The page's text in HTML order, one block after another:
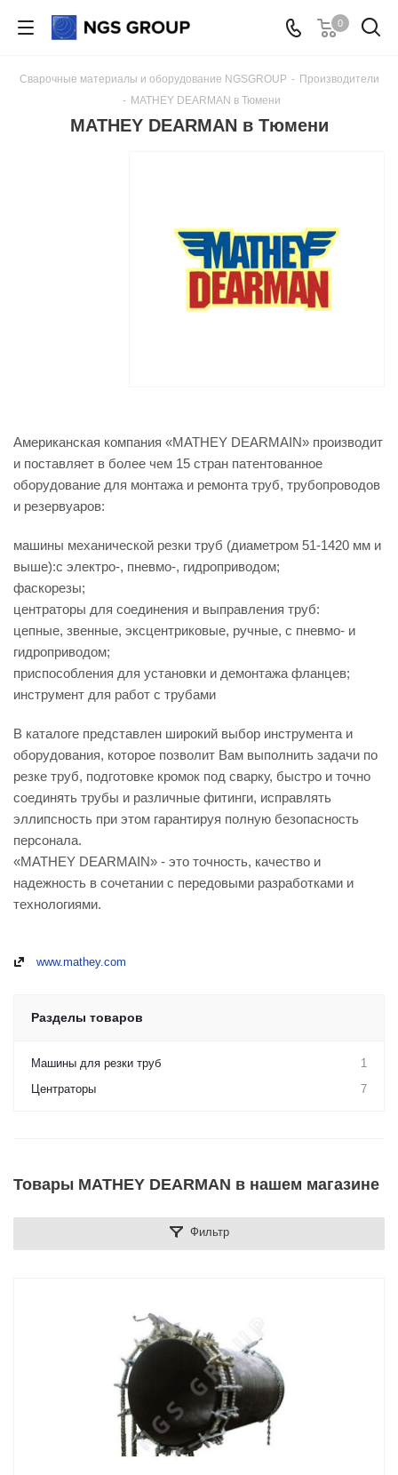
0
Сварочные материалы и оборудование NGSGROUP - Производители
- MATHEY DEARMAN в Тюмени
MATHEY DEARMAN в Тюмени
Американская компания «MATHEY DEARMAIN» производит
и поставляет в более чем 15 стран патентованное
оборудование для монтажа и ремонта труб, трубопроводов
и резервуаров:
машины механической резки труб (диаметром 51-1420 мм и
выше):с электро-, пневмо-, гидроприводом;
фаскорезы;
центраторы для соединения и выправления труб:
цепные, звенные, эксцентриковые, ручные, с пневмо- и
гидроприводом;
приспособления для установки и демонтажа фланцев;
инструмент для работ с трубами
В каталоге представлен широкий выбор инструмента и
оборудования, которое позволит Вам выполнить задачи по
резке труб, подготовке кромок под сварку, быстро и точно
соединять трубы и различные фитинги, исправлять
эллипсность при этом гарантируя полную безопасность
персонала.
«MATHEY DEARMAIN» - это точность, качество и
надежность в сочетании с передовыми разработками и
технологиями.
www.mathey.com
Разделы товаров
Машины для резки труб
1
Центраторы
7
Товары MATHEY DEARMAN в нашем магазине
Фильтр